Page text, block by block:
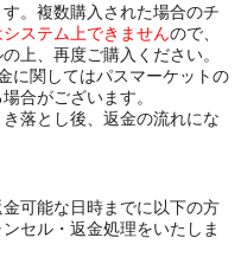
。複数購入された場合のチ
ステム上できませんので、
上、再度ご購入ください。
に関してはパスマーケットの
合がございます。
落とし後、返金の流れにな
可能な日時までに以下の方
セル・返金処理をいたしま